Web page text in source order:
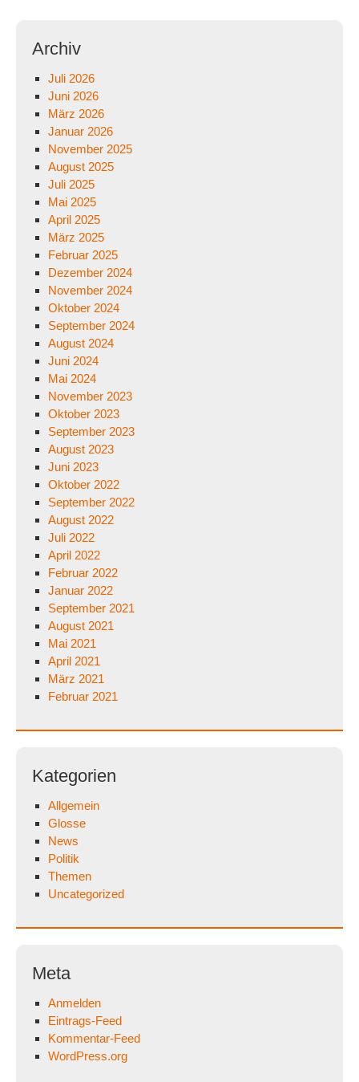
Archiv
Juli 2026
Juni 2026
März 2026
Januar 2026
November 2025
August 2025
Juli 2025
Mai 2025
April 2025
März 2025
Februar 2025
Dezember 2024
November 2024
Oktober 2024
September 2024
August 2024
Juni 2024
Mai 2024
November 2023
Oktober 2023
September 2023
August 2023
Juni 2023
Oktober 2022
September 2022
August 2022
Juli 2022
April 2022
Februar 2022
Januar 2022
September 2021
August 2021
Mai 2021
April 2021
März 2021
Februar 2021
Kategorien
Allgemein
Glosse
News
Politik
Themen
Uncategorized
Meta
Anmelden
Eintrags-Feed
Kommentar-Feed
WordPress.org